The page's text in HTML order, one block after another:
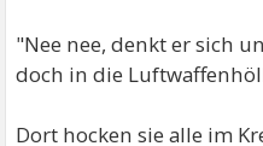
"Nee nee, denkt er sich
doch in die
Dort hocken sie alle im